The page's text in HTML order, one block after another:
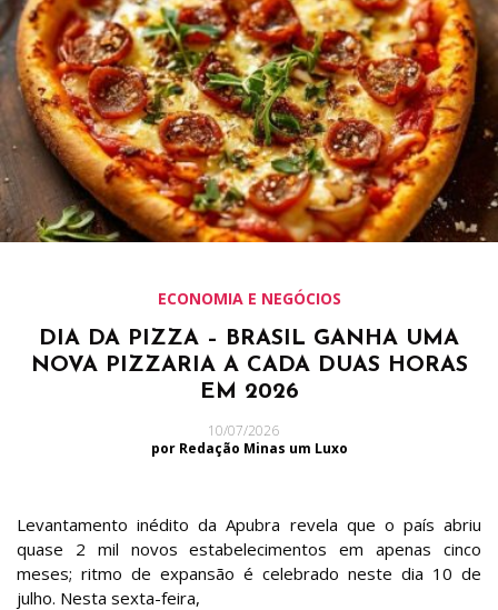
ECONOMIA E NEGÓCIOS
DIA DA PIZZA – BRASIL GANHA UMA
NOVA PIZZARIA A CADA DUAS HORAS
EM 2026
10/07/2026
por Redação Minas um Luxo
Levantamento inédito da Apubra revela que o país abriu
quase 2 mil novos estabelecimentos em apenas cinco
meses; ritmo de expansão é celebrado neste dia 10 de
julho. Nesta sexta-feira,